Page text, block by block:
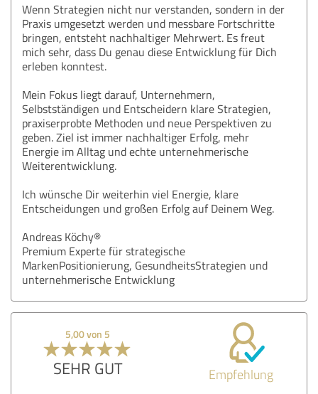
Wenn Strategien nicht nur verstanden, sondern in der
Praxis umgesetzt werden und messbare Fortschritte
bringen, entsteht nachhaltiger Mehrwert. Es freut
mich sehr, dass Du genau diese Entwicklung für Dich
erleben konntest.
Mein Fokus liegt darauf, Unternehmern,
Selbstständigen und Entscheidern klare Strategien,
praxiserprobte Methoden und neue Perspektiven zu
geben. Ziel ist immer nachhaltiger Erfolg, mehr
Energie im Alltag und echte unternehmerische
Weiterentwicklung.
Ich wünsche Dir weiterhin viel Energie, klare
Entscheidungen und großen Erfolg auf Deinem Weg.
Andreas Köchy®
Premium Experte für strategische
MarkenPositionierung, GesundheitsStrategien und
unternehmerische Entwicklung
5,00 von 5
SEHR GUT Empfehlung